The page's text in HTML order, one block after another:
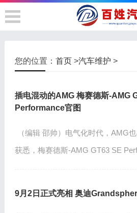
您的位置： 首页>汽车维护 >
插电混动的AMG 梅赛德斯-AMG
Performance官图
（编辑 邵帅）电气化时代，AMG
获悉，梅赛德斯-AMG GT63 SE
9月2日正式亮相 奥迪